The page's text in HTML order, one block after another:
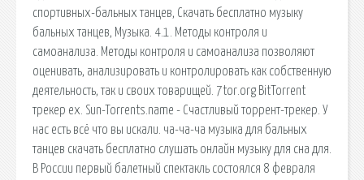
спортивных-бальных танцев, Скачать бесплатно музыку
бальных танцев, Музыка. 4.1. Методы контроля и
самоанализа. Методы контроля и самоанализа позволяют
оценивать, анализировать и контролировать как собственную
деятельность, так и своих товарищей. 7tor.org BitTorrent
трекер ex. Sun-Torrents.name - Счастливый торрент-трекер. У
нас есть всё что вы искали. ча-ча-ча музыка для бальных
танцев скачать бесплатно слушать онлайн музыку для сна для.
В России первый балетный спектакль состоялся 8 февраля